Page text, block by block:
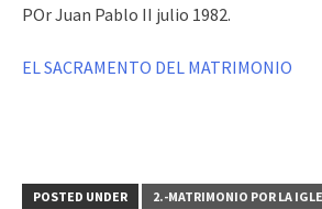
POr Juan Pablo II julio 1982.
EL SACRAMENTO DEL MATRIMONIO
POSTED UNDER 2.-MATRIMONIO POR LA